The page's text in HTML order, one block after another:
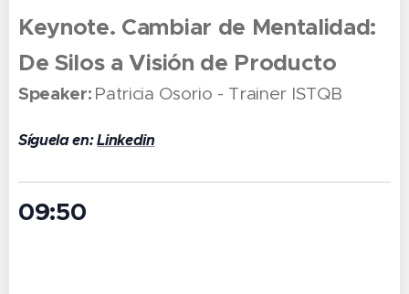
Keynote. Cambiar de Mentalidad:
De Silos a Visión de Producto
Speaker: Patricia Osorio - Trainer ISTQB
Síguela en:Linkedin
09:50